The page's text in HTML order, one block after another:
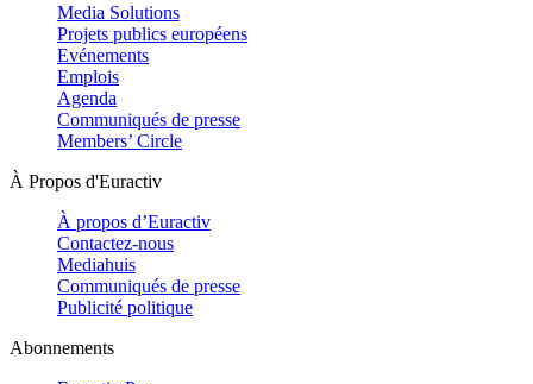
Media Solutions
Projets publics européens
Evénements
Emplois
Agenda
Communiqués de presse
Members’ Circle
À Propos d'Euractiv
À propos d’Euractiv
Contactez-nous
Mediahuis
Communiqués de presse
Publicité politique
Abonnements